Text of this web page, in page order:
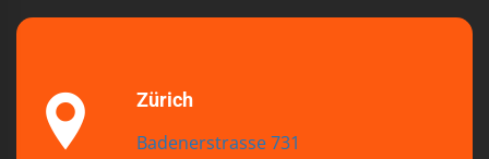
Zürich
Badenerstrasse 731